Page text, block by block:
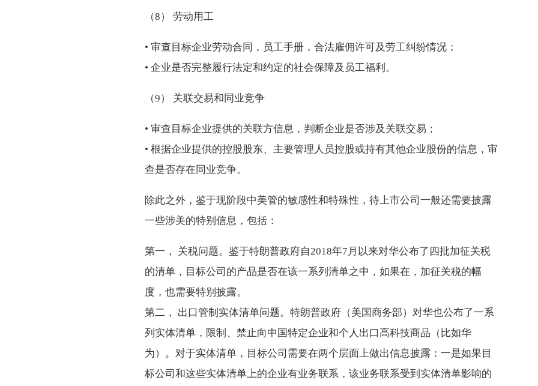
（8） 劳动用工
• 审查目标企业劳动合同，员工手册，合法雇佣许可及劳工纠纷情况；
• 企业是否完整履行法定和约定的社会保障及员工福利。
（9） 关联交易和同业竞争
• 审查目标企业提供的关联方信息，判断企业是否涉及关联交易；
• 根据企业提供的控股股东、主要管理人员控股或持有其他企业股份的信息，审
查是否存在同业竞争。
除此之外，鉴于现阶段中美管的敏感性和特殊性，待上市公司一般还需要披露
一些涉美的特别信息，包括：
第一， 关税问题。鉴于特朗普政府自2018年7月以来对华公布了四批加征关税
的清单，目标公司的产品是否在该一系列清单之中，如果在，加征关税的幅
度，也需要特别披露。
第二， 出口管制实体清单问题。特朗普政府（美国商务部）对华也公布了一系
列实体清单，限制、禁止向中国特定企业和个人出口高科技商品（比如华
为）。对于实体清单，目标公司需要在两个层面上做出信息披露：一是如果目
标公司和这些实体清单上的企业有业务联系，该业务联系受到实体清单影响的